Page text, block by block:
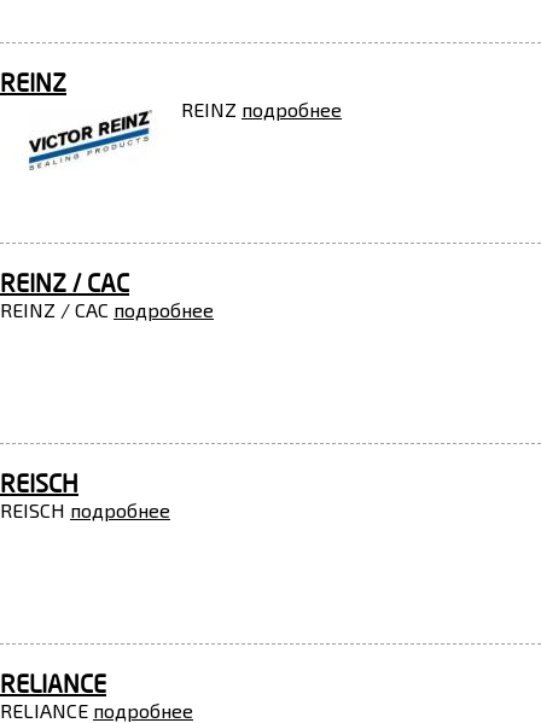
REINZ
REINZ подробнее
REINZ / CAC
REINZ / CAC подробнее
REISCH
REISCH подробнее
RELIANCE
RELIANCE подробнее